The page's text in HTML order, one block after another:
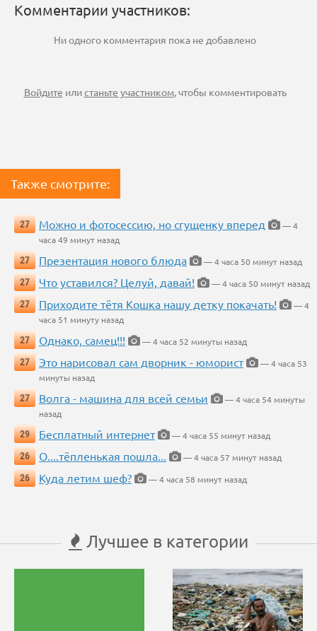
Комментарии участников:
Ни одного комментария пока не добавлено
Войдите илистаньте участником, чтобы комментировать
Также смотрите:
27 Можно и фотосессию, но сгущенку вперед
— 4
часа 49 минут назад
27
Презентация нового блюда
— 4 часа 50 минут назад
27
Что уставился? Целуй, давай!
— 4 часа 50 минут назад
27
Приходите тётя Кошка нашу детку покачать!
— 4
часа 51 минуту назад
27
Однако, самец!!!
— 4 часа 52 минуты назад
27
Это нарисовал сам дворник - юморист
— 4 часа 53
минуты назад
27
Волга - машина для всей семьи
— 4 часа 54 минуты
назад
29
Бесплатный интернет
— 4 часа 55 минут назад
26
О....тёпленькая пошла...
— 4 часа 57 минут назад
26
Куда летим шеф? — 4 часа 58 минут назад
Лучшее в категории